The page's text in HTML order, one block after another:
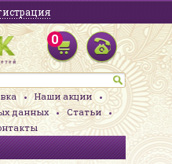
0
Наши акции
данных
Статьи